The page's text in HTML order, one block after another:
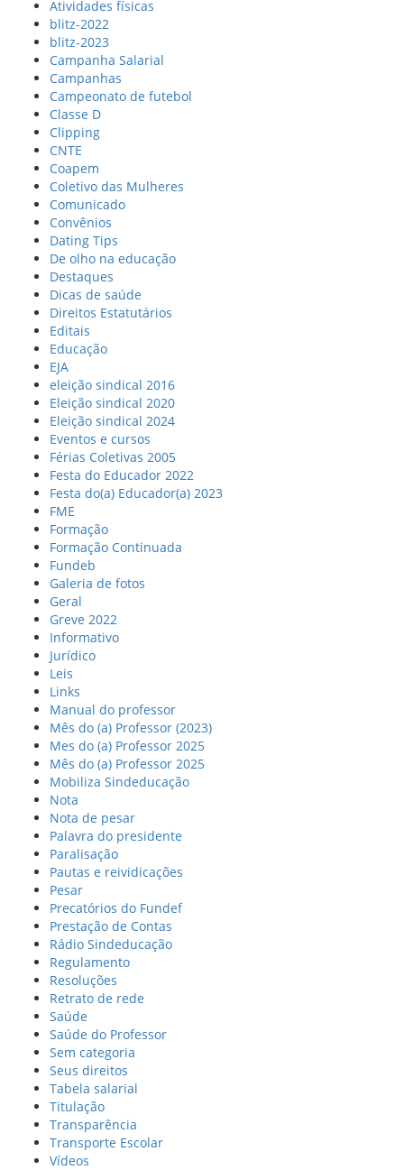
Atividades físicas
blitz-2022
blitz-2023
Campanha Salarial
Campanhas
Campeonato de futebol
Classe D
Clipping
CNTE
Coapem
Coletivo das Mulheres
Comunicado
Convênios
Dating Tips
De olho na educação
Destaques
Dicas de saúde
Direitos Estatutários
Editais
Educação
EJA
eleição sindical 2016
Eleição sindical 2020
Eleição sindical 2024
Eventos e cursos
Férias Coletivas 2005
Festa do Educador 2022
Festa do(a) Educador(a) 2023
FME
Formação
Formação Continuada
Fundeb
Galeria de fotos
Geral
Greve 2022
Informativo
Jurídico
Leis
Links
Manual do professor
Mês do (a) Professor (2023)
Mes do (a) Professor 2025
Mês do (a) Professor 2025
Mobiliza Sindeducação
Nota
Nota de pesar
Palavra do presidente
Paralisação
Pautas e reividicações
Pesar
Precatórios do Fundef
Prestação de Contas
Rádio Sindeducação
Regulamento
Resoluções
Retrato de rede
Saúde
Saúde do Professor
Sem categoria
Seus direitos
Tabela salarial
Titulação
Transparência
Transporte Escolar
Vídeos